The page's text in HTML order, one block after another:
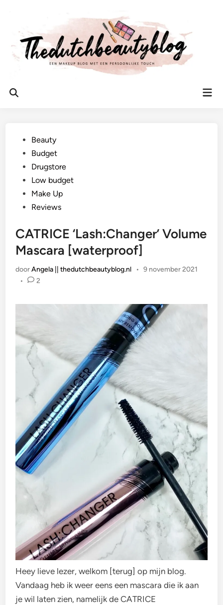
inhoud
Zoeken
Geplaatst
Beauty
Budget
Drugstore
Low budget
Make Up
Reviews
CATRICE ‘Lash:Changer’ Volume
Mascara [waterproof]
doorAngela || thedutchbeautyblog.nl • 9 november 2021
•
2
Heey lieve lezer, welkom [terug] op mijn blog.
Vandaag heb ik weer eens een mascara die ik aan
je wil laten zien, namelijk de CATRICE